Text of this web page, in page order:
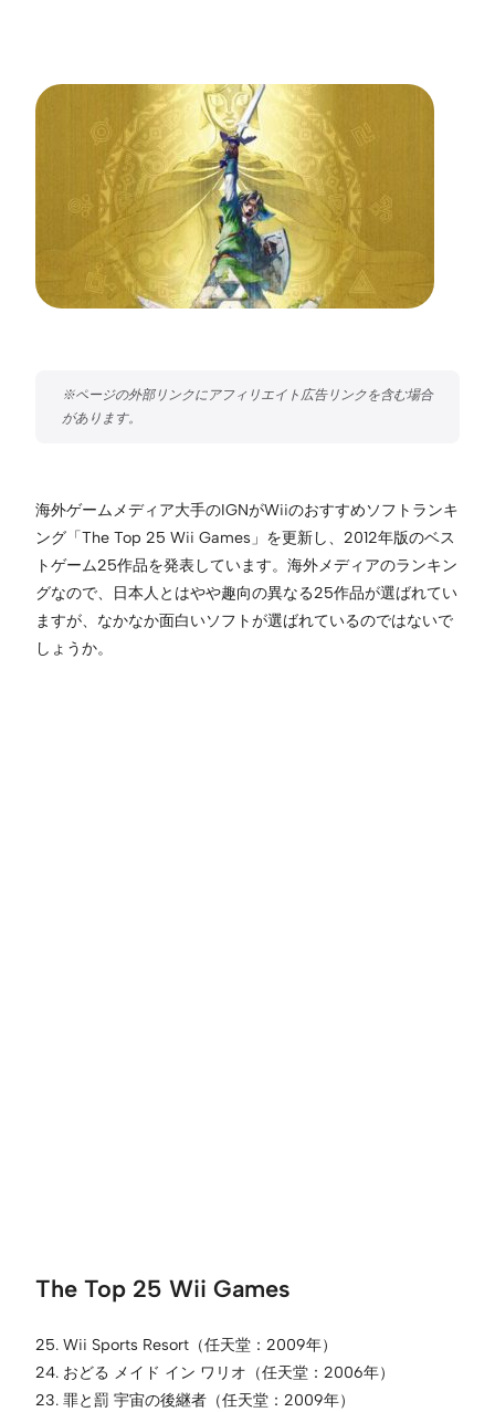
海外ゲームメディア大手のIGNがWiiのおすすめソフトランキ
ング「The Top 25 Wii Games」を更新し、2012年版のベス
トゲーム25作品を発表しています。海外メディアのランキン
グなので、日本人とはやや趣向の異なる25作品が選ばれてい
ますが、なかなか面白いソフトが選ばれているのではないで
しょうか。
The Top 25 Wii Games
25. Wii Sports Resort（任天堂：2009年）
24. おどる メイド イン ワリオ（任天堂：2006年）
23. 罪と罰 宇宙の後継者（任天堂：2009年）